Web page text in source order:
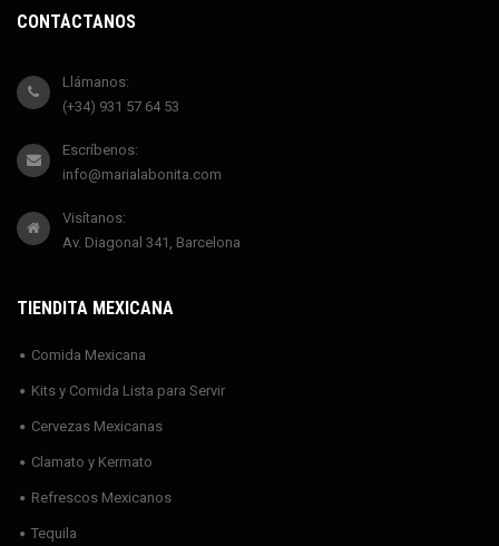
CONTÁCTANOS
Llámanos:
(+34) 931 57 64 53
Escríbenos:
info@marialabonita.com
Visítanos:
Av. Diagonal 341, Barcelona
TIENDITA MEXICANA
Comida Mexicana
Kits y Comida Lista para Servir
Cervezas Mexicanas
Clamato y Kermato
Refrescos Mexicanos
Tequila